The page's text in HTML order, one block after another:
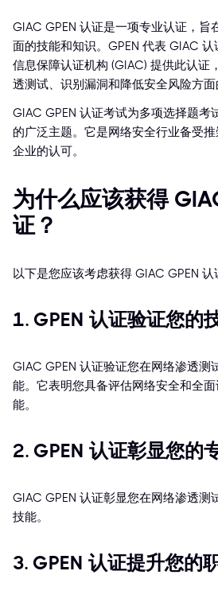
GIAC GPEN 认证是一项专业认证，旨
面的技能和知识。GPEN 代表 GIAC
信息保障认证机构 (GIAC) 提供此认证
透测试、识别漏洞和降低安全风险方面
GIAC GPEN 认证考试为多项选择题考
的广泛主题。它是网络安全行业备受
企业的认可。
为什么应该获得
证？
以下是您应该考虑获得 GIAC GPEN 认
1. GPEN 认证验证您的
GIAC GPEN 认证验证您在网络渗透测
能。它表明您具备评估网络安全和全
能。
2. GPEN 认证彰显您的
GIAC GPEN 认证彰显您在网络渗透测
技能。
3. GPEN 认证提升您的